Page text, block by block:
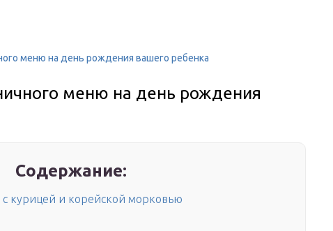
меню на день рождения вашего ребенка
меню на день рождения
Содержание:
курицей и корейской морковью